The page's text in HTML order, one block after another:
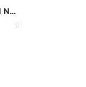
Akus Hunter Light 71 Namlu